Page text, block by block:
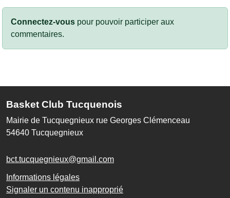
Connectez-vous pour pouvoir participer aux
commentaires.
Basket Club Tucquenois
Mairie de Tucquegnieux rue Georges Clémenceau
54640 Tucquegnieux
bct.tucquegnieux@gmail.com
Informations légales
Signaler un contenu inapproprié